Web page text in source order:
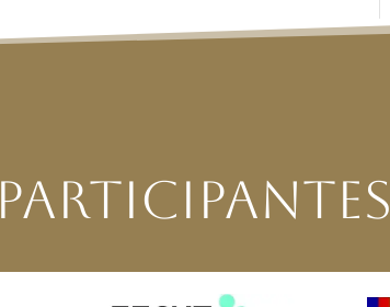
Participantes